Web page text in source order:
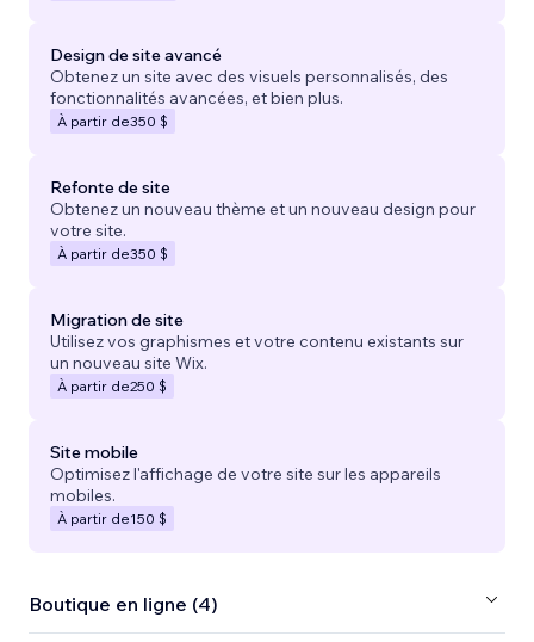
Design de site avancé
Obtenez un site avec des visuels personnalisés, des
fonctionnalités avancées, et bien plus.
À partir de350 $
Refonte de site
Obtenez un nouveau thème et un nouveau design pour
votre site.
À partir de350 $
Migration de site
Utilisez vos graphismes et votre contenu existants sur
un nouveau site Wix.
À partir de250 $
Site mobile
Optimisez l'affichage de votre site sur les appareils
mobiles.
À partir de150 $
Boutique en ligne (4)